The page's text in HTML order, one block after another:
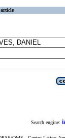
article
Search engine: